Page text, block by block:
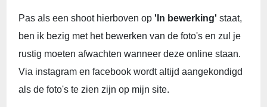
Pas als een shoot hierboven op 'In bewerking' staat,
ben ik bezig met het bewerken van de foto's en zul je
rustig moeten afwachten wanneer deze online staan.
Via instagram en facebook wordt altijd aangekondigd
als de foto's te zien zijn op mijn site.